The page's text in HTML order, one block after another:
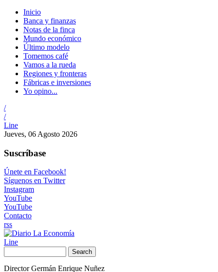
Inicio
Banca y finanzas
Notas de la finca
Mundo económico
Último modelo
Tomemos café
Vamos a la rueda
Regiones y fronteras
Fábricas e inversiones
Yo opino...
/
/
Line
Jueves, 06 Agosto 2026
Suscríbase
Únete en Facebook!
Síguenos en Twitter
Instagram
YouTube
YouTube
Contacto
rss
Line
Search
Director Germán Enrique Nuñez